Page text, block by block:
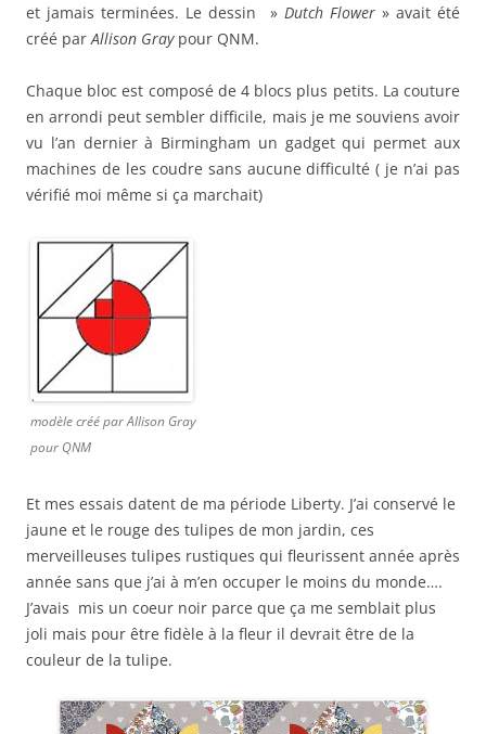
et jamais terminées. Le dessin » Dutch Flower» avait été
créé par Allison Graypour QNM.
Chaque bloc est composé de 4 blocs plus petits. La couture
en arrondi peut sembler difficile, mais je me souviens avoir
vu l’an dernier à Birmingham un gadget qui permet aux
machines de les coudre sans aucune difficulté ( je n’ai pas
vérifié moi même si ça marchait)
modèle créé par Allison Gray
pour QNM
Et mes essais datent de ma période Liberty. J’ai conservé le
jaune et le rouge des tulipes de mon jardin, ces
merveilleuses tulipes rustiques qui fleurissent année après
année sans que j’ai à m’en occuper le moins du monde….
J’avais mis un coeur noir parce que ça me semblait plus
joli mais pour être fidèle à la fleur il devrait être de la
couleur de la tulipe.